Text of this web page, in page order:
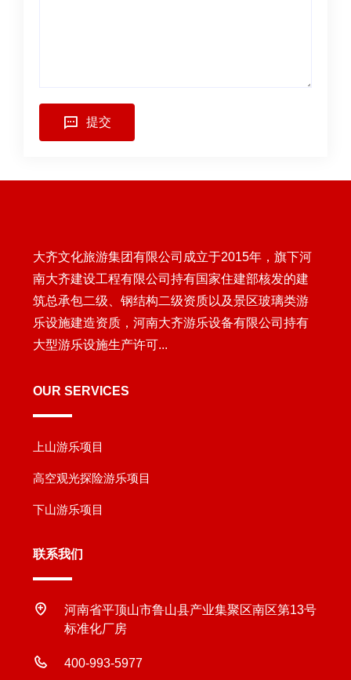
提交
大齐文化旅游集团有限公司成立于2015年，旗下河
南大齐建设工程有限公司持有国家住建部核发的建
筑总承包二级、钢结构二级资质以及景区玻璃类游
乐设施建造资质，河南大齐游乐设备有限公司持有
大型游乐设施生产许可...
OUR SERVICES
上山游乐项目
高空观光探险游乐项目
下山游乐项目
联系我们
河南省平顶山市鲁山县产业集聚区南区第13号
标准化厂房
400-993-5977